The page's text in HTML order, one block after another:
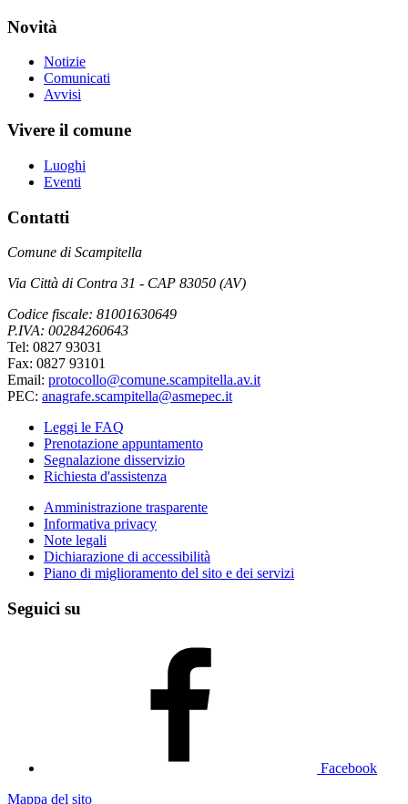
Novità
Notizie
Comunicati
Avvisi
Vivere il comune
Luoghi
Eventi
Contatti
Comune di Scampitella
Via Città di Contra 31 - CAP 83050 (AV)
Codice fiscale: 81001630649
P.IVA: 00284260643
Tel: 0827 93031
Fax: 0827 93101
Email: protocollo@comune.scampitella.av.it
PEC: anagrafe.scampitella@asmepec.it
Leggi le FAQ
Prenotazione appuntamento
Segnalazione disservizio
Richiesta d'assistenza
Amministrazione trasparente
Informativa privacy
Note legali
Dichiarazione di accessibilità
Piano di miglioramento del sito e dei servizi
Seguici su
Facebook
Mappa del sito